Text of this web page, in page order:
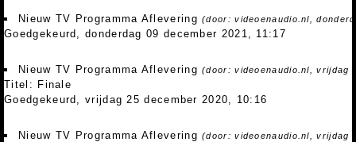
Nieuw TV Programma Aflevering(door: videoenaudio.nl,
Goedgekeurd, donderdag 09 december 2021, 11:17
Nieuw TV Programma Aflevering(door: videoenaudio.nl, vrijdag
Titel: Finale
Goedgekeurd, vrijdag 25 december 2020, 10:16
Nieuw TV Programma Aflevering(door: videoenaudio.nl, vrijdag